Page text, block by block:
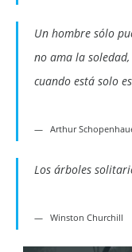
Un hombre sólo
no ama la
cuando está solo
Arthur
Los árboles
Winston Churchill